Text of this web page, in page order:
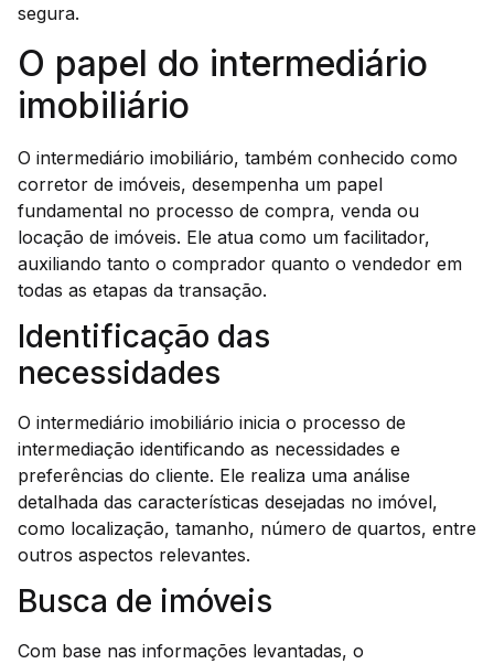
segura.
O papel do intermediário
imobiliário
O intermediário imobiliário, também conhecido como
corretor de imóveis, desempenha um papel
fundamental no processo de compra, venda ou
locação de imóveis. Ele atua como um facilitador,
auxiliando tanto o comprador quanto o vendedor em
todas as etapas da transação.
Identificação das
necessidades
O intermediário imobiliário inicia o processo de
intermediação identificando as necessidades e
preferências do cliente. Ele realiza uma análise
detalhada das características desejadas no imóvel,
como localização, tamanho, número de quartos, entre
outros aspectos relevantes.
Busca de imóveis
Com base nas informações levantadas, o